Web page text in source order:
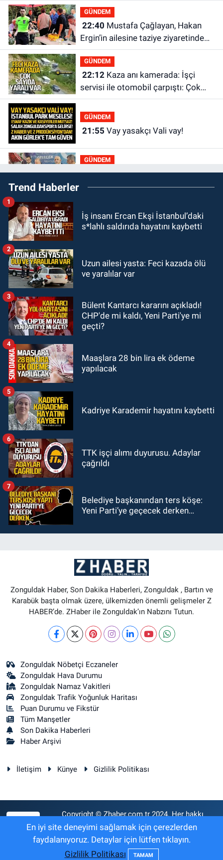
GÜNDEM
22:40
Ergin’in ailesine taziye ziyaretinde
bulundu
GÜNDEM
22:12Kaza anı kamerada: İşçi
servisi ile otomobil çarpıştı: Çok
sayıda yaralı var
GÜNDEM
21:55 Vay yasakçı Vali vay!
GÜNDEM
20:30MHP’de sandıklar açıldı yeni
başkan belli oldu
20:11İlçeyi sel aldı: Başkan
çizmeleri giydi çalışmalara katıldı
19:58Yangın korkuttu: 3 katlı evin
GÜNDEM
18:35Filyos’ta 2 kişiyi dalgalar
yuttu: 1 kişi hayatını kaybetti 1 kişi
Trend Haberler
İş insanı Ercan Ekşi İstanbul’daki
s*lahlı saldırıda hayatını kaybetti
1
Uzun ailesi yasta: Feci kazada ölü
ve yaralılar var
2
Bülent Kantarcı kararını açıkladı!
CHP'de mi kaldı, Yeni Parti'ye mi
geçti?
3
Maaşlara 28 bin lira ek ödeme
yapılacak
4
Kadriye Karademir hayatını kaybetti
5
TTK işçi alımı duyurusu. Adaylar
çağrıldı
6
Belediye başkanından ters köşe:
Yeni Parti’ye geçecek derken…
7
Zonguldak Haber, Son Dakika Haberleri, Zonguldak , Bartın ve
Karabük başta olmak üzere, ülkemizden önemli gelişmeler Z
HABER’de. ZHaber ile Zonguldak’ın Nabzını Tutun.
Zonguldak Nöbetçi Eczaneler
Zonguldak Hava Durumu
Zonguldak Namaz Vakitleri
Zonguldak Trafik Yoğunluk Haritası
Puan Durumu ve Fikstür
Tüm Manşetler
Son Dakika Haberleri
Haber Arşivi
İletişim Künye Gizlilik Politikası
Copyright © Zhaber.com.tr 2024. Her hakkı
saklıdır.
Haber Yazılımı:TE Bilişim
En iyi site deneyimi sağlamak için çerezlerden
faydalanıyoruz. Detaylar için lütfen tıklayın.
Gizlilik Politikası
TAMAM